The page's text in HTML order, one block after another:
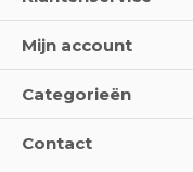
Mijn account
Categorieën
Contact